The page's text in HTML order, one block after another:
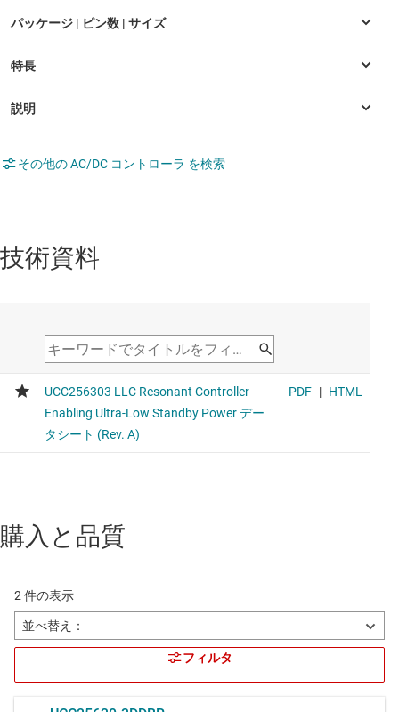
その他の AC/DC コントローラ を検索
技術資料
購入と品質